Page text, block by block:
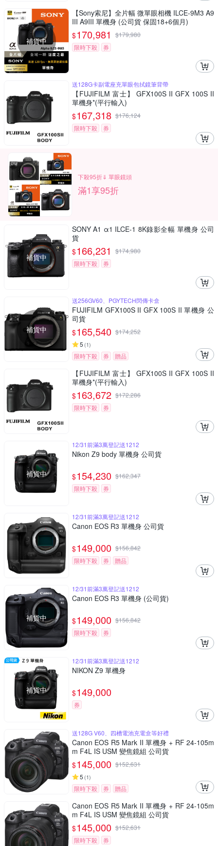
補貨中
【Sony索尼】全片幅 微單眼相機 ILCE-9M3 A9
III A9III 單機身 (公司貨 保固18+6個月)
$170,981 $179,980
限時下殺
券
送128G卡副電座充單眼包拭鏡筆背帶
【FUJIFILM 富士】 GFX100S II GFX 100S II
單機身*(平行輸入)
$167,318 $176,124
限時下殺
券
下殺95折⇓ 單眼鏡頭
滿1享95折
補貨中
SONY A1 α1 ILCE-1 8K錄影全幅 單機身 公司
貨
$166,231 $174,980
限時下殺
券
補貨中
送256GV60、PGYTECH閃傳卡盒
FUJIFILM GFX100S II GFX 100S II 單機身 公
司貨
$165,540 $174,252
5 (1)
限時下殺 券 贈品
【FUJIFILM 富士】 GFX100S II GFX 100S II
單機身*(平行輸入)
$163,672 $172,286
限時下殺
券
補貨中
12/31前滿3萬登記送1212
Nikon Z9 body 單機身 公司貨
$154,230 $162,347
限時下殺
券
12/31前滿3萬登記送1212
Canon EOS R3 單機身 公司貨
$149,000 $156,842
限時下殺
券 贈品
補貨中
12/31前滿3萬登記送1212
Canon EOS R3 單機身 (公司貨)
$149,000 $156,842
限時下殺
券
補貨中
12/31前滿3萬登記送1212
NIKON Z9 單機身
$149,000
券
送128G V60、四槽電池充電盒等好禮
Canon EOS R5 Mark II 單機身 + RF 24-105m
m F4L IS USM 變焦鏡組 公司貨
$145,000 $152,631
5 (1)
限時下殺 券 贈品
Canon EOS R5 Mark II 單機身 + RF 24-105m
m F4L IS USM 變焦鏡組 公司貨
$145,000 $152,631
限時下殺
券